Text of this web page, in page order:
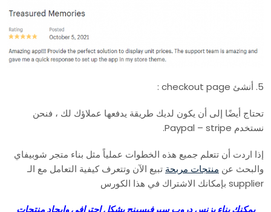
5. أنشئ checkout page :
تحتاج أيضًا إلى أن يكون لديك طريقة يدفعها عملاؤك لك ، فنحن
نستخدم Paypal – stripe.
إذا اردت أن تتعلم جميع هذه الخطوات عملياً مثل بناء متجر شوبيفاي
والبحث عن منتجات مربحة تبيع الآن وتتعرف كيفية التعامل مع الـ
supplier بإمكانك الاشتراك في هذا الكورس
يمكنك بناء بزنس دروب سيرفيسينج بشكل احترافي وإيجاد منتجات